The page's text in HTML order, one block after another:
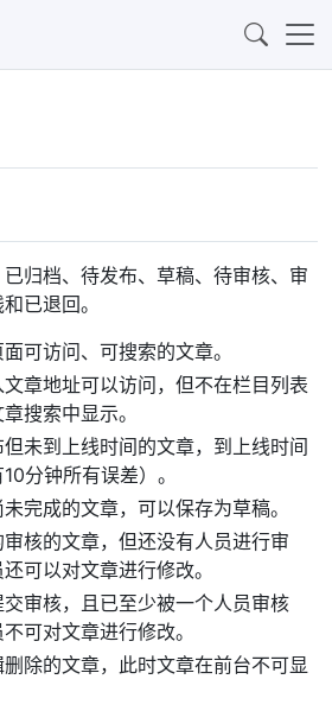
归档、待发布、草稿、待审核、审
已退回。
可访问、可搜索的文章。
章地址可以访问，但不在栏目列表
搜索中显示。
未到上线时间的文章，到上线时间
分钟所有误差）。
完成的文章，可以保存为草稿。
核的文章，但还没有人员进行审
可以对文章进行修改。
审核，且已至少被一个人员审核
可对文章进行修改。
除的文章，此时文章在前台不可显